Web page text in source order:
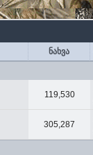
ნახვა
119,530
305,287